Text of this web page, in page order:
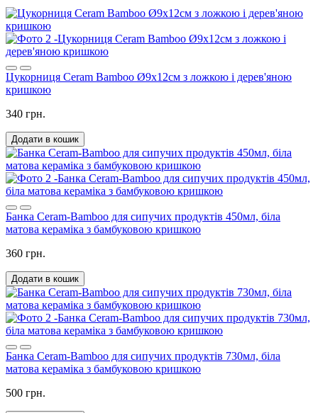
Цукорниця Ceram Bamboo Ø9х12см з ложкою і дерев'яною
кришкою
340 грн.
Додати в кошик
Банка Ceram-Bamboo для сипучих продуктів 450мл, біла
матова кераміка з бамбуковою кришкою
360 грн.
Додати в кошик
Банка Ceram-Bamboo для сипучих продуктів 730мл, біла
матова кераміка з бамбуковою кришкою
500 грн.